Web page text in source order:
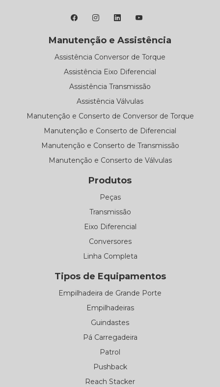
Manutenção e Assistência
Assistência Conversor de Torque
Assistência Eixo Diferencial
Assistência Transmissão
Assistência Válvulas
Manutenção e Conserto de Conversor de Torque
Manutenção e Conserto de Diferencial
Manutenção e Conserto de Transmissão
Manutenção e Conserto de Válvulas
Produtos
Peças
Transmissão
Eixo Diferencial
Conversores
Linha Completa
Tipos de Equipamentos
Empilhadeira de Grande Porte
Empilhadeiras
Guindastes
Pá Carregadeira
Patrol
Pushback
Reach Stacker